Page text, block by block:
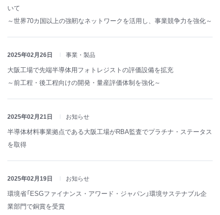
いて
～世界70カ国以上の強靭なネットワークを活用し、事業競争力を強化～
2025年02月26日 事業・製品
大阪工場で先端半導体用フォトレジストの評価設備を拡充
～前工程・後工程向けの開発・量産評価体制を強化～
2025年02月21日 お知らせ
半導体材料事業拠点である大阪工場がRBA監査でプラチナ・ステータス
を取得
2025年02月19日 お知らせ
環境省「ESGファイナンス・アワード・ジャパン」環境サステナブル企
業部門で銅賞を受賞